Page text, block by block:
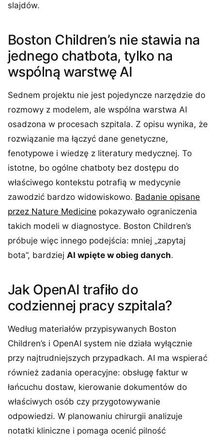
slajdów.
Boston Children’s nie stawia na
jednego chatbota, tylko na
wspólną warstwę AI
Sednem projektu nie jest pojedyncze narzędzie do
rozmowy z modelem, ale wspólna warstwa AI
osadzona w procesach szpitala. Z opisu wynika, że
rozwiązanie ma łączyć dane genetyczne,
fenotypowe i wiedzę z literatury medycznej. To
istotne, bo ogólne chatboty bez dostępu do
właściwego kontekstu potrafią w medycynie
zawodzić bardzo widowiskowo. Badanie opisane
przez Nature Medicine pokazywało ograniczenia
takich modeli w diagnostyce. Boston Children’s
próbuje więc innego podejścia: mniej „zapytaj
bota”, bardziej AI wpięte w obieg danych.
Jak OpenAI trafiło do
codziennej pracy szpitala?
Według materiałów przypisywanych Boston
Children’s i OpenAI system nie działa wyłącznie
przy najtrudniejszych przypadkach. AI ma wspierać
również zadania operacyjne: obsługę faktur w
łańcuchu dostaw, kierowanie dokumentów do
właściwych osób czy przygotowywanie
odpowiedzi. W planowaniu chirurgii analizuje
notatki kliniczne i pomaga ocenić pilność